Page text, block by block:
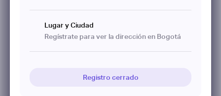
Lugar y Ciudad
Regístrate para ver la dirección en Bogotá
Registro cerrado